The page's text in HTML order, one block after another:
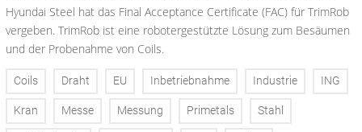
Hyundai Steel hat das Final Acceptance Certificate (FAC) für TrimRob
vergeben. TrimRob ist eine robotergestützte Lösung zum Besäumen
und der Probenahme von Coils.
Coils Draht EU Inbetriebnahme Industrie ING
Kran Messe Messung Primetals Stahl